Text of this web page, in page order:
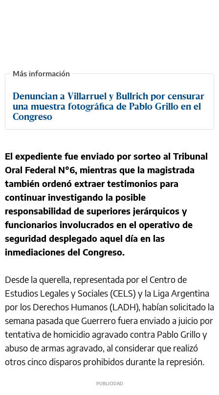
Denuncian a Villarruel y Bullrich por censurar
una muestra fotográfica de Pablo Grillo en el
Congreso
El expediente fue enviado por sorteo al Tribunal
Oral Federal N°6, mientras que la magistrada
también ordenó extraer testimonios para
continuar investigando la posible
responsabilidad de superiores jerárquicos y
funcionarios involucrados en el operativo de
seguridad desplegado aquel día en las
inmediaciones del Congreso.
Desde la querella, representada por el Centro de
Estudios Legales y Sociales (CELS) y la Liga Argentina
por los Derechos Humanos (LADH), habían solicitado la
semana pasada que Guerrero fuera enviado a juicio por
tentativa de homicidio agravado contra Pablo Grillo y
abuso de armas agravado, al considerar que realizó
otros cinco disparos prohibidos durante la represión.